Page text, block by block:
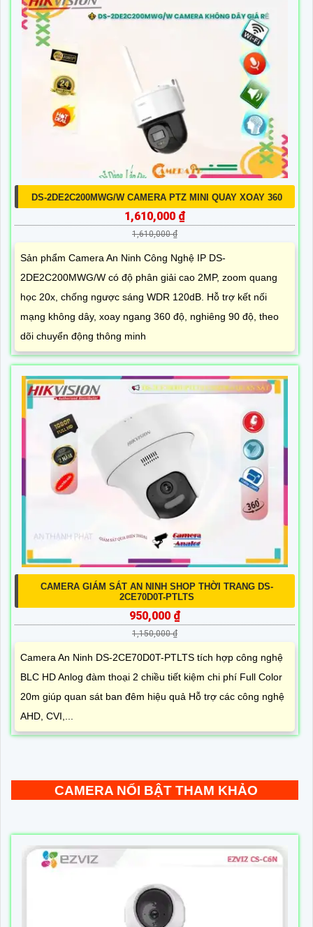
DS-2DE2C200MWG/W CAMERA PTZ MINI QUAY XOAY 360
1,610,000 ₫
1,610,000 ₫
Sản phẩm Camera An Ninh Công Nghệ IP DS-
2DE2C200MWG/W có độ phân giải cao 2MP, zoom quang
học 20x, chống ngược sáng WDR 120dB. Hỗ trợ kết nối
mạng không dây, xoay ngang 360 độ, nghiêng 90 độ, theo
dõi chuyển động thông minh
CAMERA GIÁM SÁT AN NINH SHOP THỜI TRANG DS-
2CE70D0T-PTLTS
950,000 ₫
1,150,000 ₫
Camera An Ninh DS-2CE70D0T-PTLTS tích hợp công nghệ
BLC HD Anlog đàm thoại 2 chiều tiết kiệm chi phí Full Color
20m giúp quan sát ban đêm hiệu quả Hỗ trợ các công nghệ
AHD, CVI,...
CAMERA NỔI BẬT THAM KHẢO